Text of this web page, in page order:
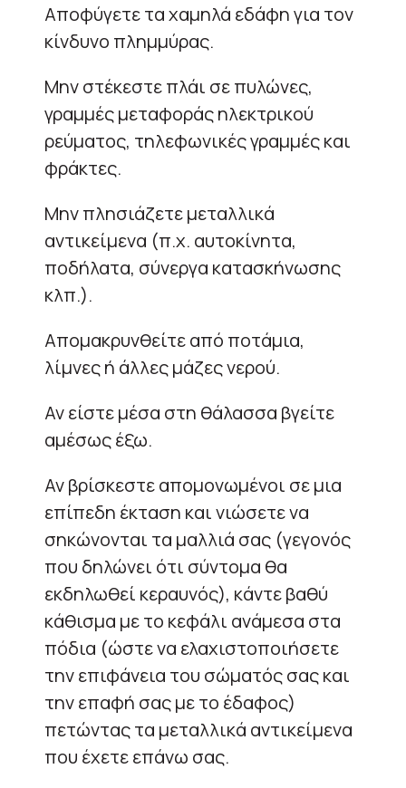
Αποφύγετε τα χαμηλά εδάφη για τον
κίνδυνο πλημμύρας.
Μην στέκεστε πλάι σε πυλώνες,
γραμμές μεταφοράς ηλεκτρικού
ρεύματος, τηλεφωνικές γραμμές και
φράκτες.
Μην πλησιάζετε μεταλλικά
αντικείμενα (π.χ. αυτοκίνητα,
ποδήλατα, σύνεργα κατασκήνωσης
κλπ.).
Απομακρυνθείτε από ποτάμια,
λίμνες ή άλλες μάζες νερού.
Αν είστε μέσα στη θάλασσα βγείτε
αμέσως έξω.
Αν βρίσκεστε απομονωμένοι σε μια
επίπεδη έκταση και νιώσετε να
σηκώνονται τα μαλλιά σας (γεγονός
που δηλώνει ότι σύντομα θα
εκδηλωθεί κεραυνός), κάντε βαθύ
κάθισμα με το κεφάλι ανάμεσα στα
πόδια (ώστε να ελαχιστοποιήσετε
την επιφάνεια του σώματός σας και
την επαφή σας με το έδαφος)
πετώντας τα μεταλλικά αντικείμενα
που έχετε επάνω σας.